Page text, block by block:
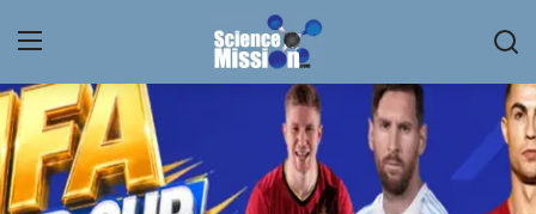
Login Register
Home